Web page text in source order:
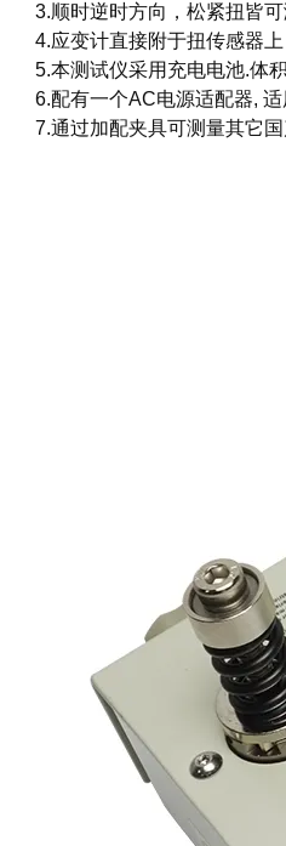
3.顺时逆时方向，松紧扭皆
4.应变计直接附于扭传感器
5.本测试仪采用充电电池.体
6.配有一个AC电源适配器,
7.通过加配夹具可测量其它